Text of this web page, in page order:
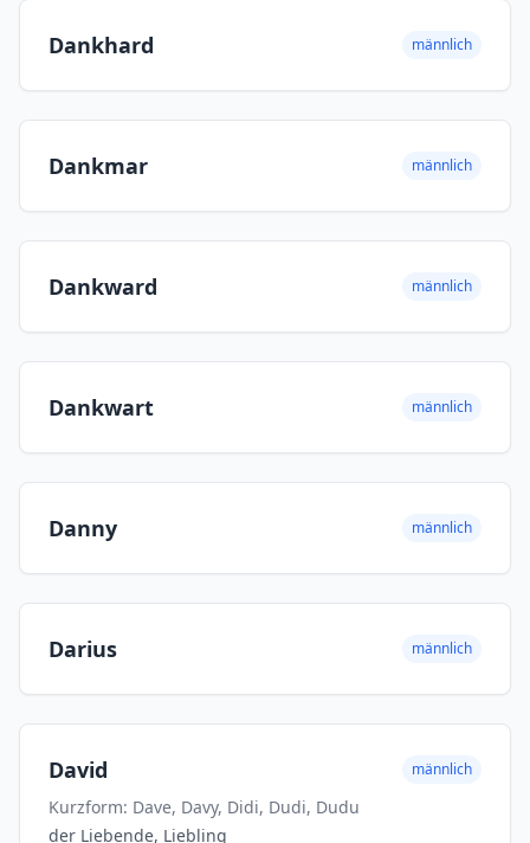
Dankhard männlich
Dankmar männlich
Dankward männlich
Dankwart männlich
Danny männlich
Darius männlich
David männlich
Kurzform: Dave, Davy, Didi, Dudi, Dudu
der Liebende, Liebling